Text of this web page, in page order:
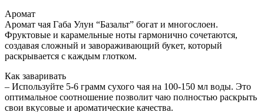
Аромат
Аромат чая Габа Улун “Базальт” богат и многослоен.
Фруктовые и карамельные ноты гармонично сочетаются,
создавая сложный и завораживающий букет, который
раскрывается с каждым глотком.
Как заваривать
– Используйте 5-6 грамм сухого чая на 100-150 мл воды. Это
оптимальное соотношение позволит чаю полностью раскрыть
свои вкусовые и ароматические качества.